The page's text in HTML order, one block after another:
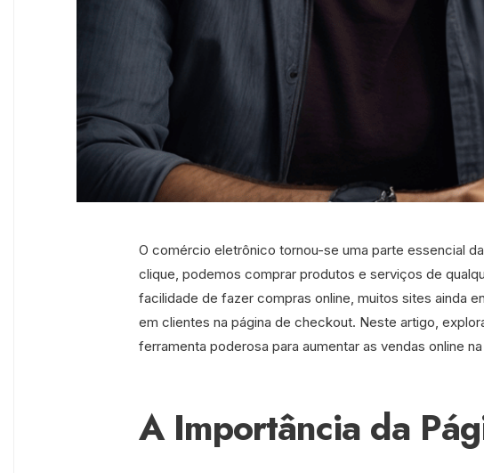
O comércio eletrônico tornou-se uma parte essencial
clique, podemos comprar produtos e serviços de
facilidade de fazer compras online, muitos sites ainda
em clientes na página de checkout. Neste artigo,
ferramenta poderosa para aumentar as vendas online
A Importância da